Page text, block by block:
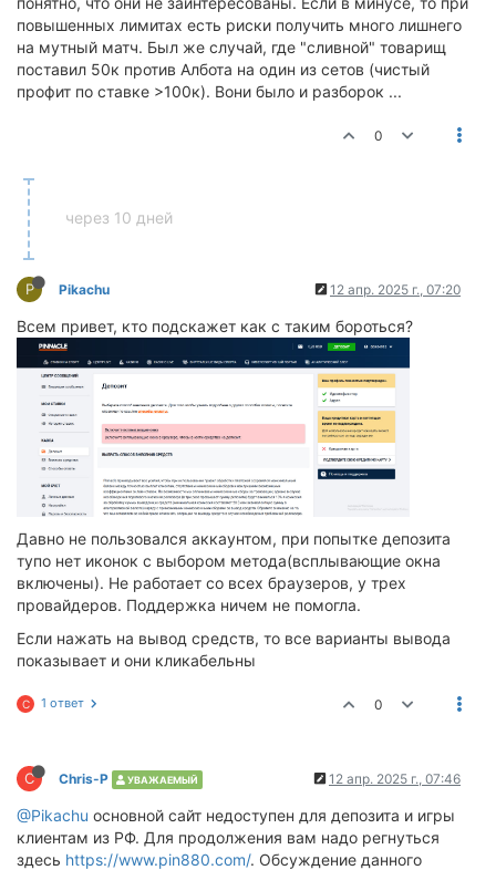
повышенных лимитах есть риски получить много лишнего
на мутный матч. Был же случай, где "сливной" товарищ
поставил 50к против Албота на один из сетов (чистый
профит по ставке >100к). Вони было и разборок ...
0
через 10 дней
P Pikachu 12 апр. 2025 г., 07:20
Всем привет, кто подскажет как с таким бороться?
Давно не пользовался аккаунтом, при попытке депозита
тупо нет иконок с выбором метода(всплывающие окна
включены). Не работает со всех браузеров, у трех
провайдеров. Поддержка ничем не помогла.
Если нажать на вывод средств, то все варианты вывода
показывает и они кликабельны
C 1 ответ 0
C Chris-P УВАЖАЕМЫЙ 12 апр. 2025 г., 07:46
@Pikachu основной сайт недоступен для депозита и игры
клиентам из РФ. Для продолжения вам надо регнуться
здесь https://www.pin880.com/. Обсуждение данного